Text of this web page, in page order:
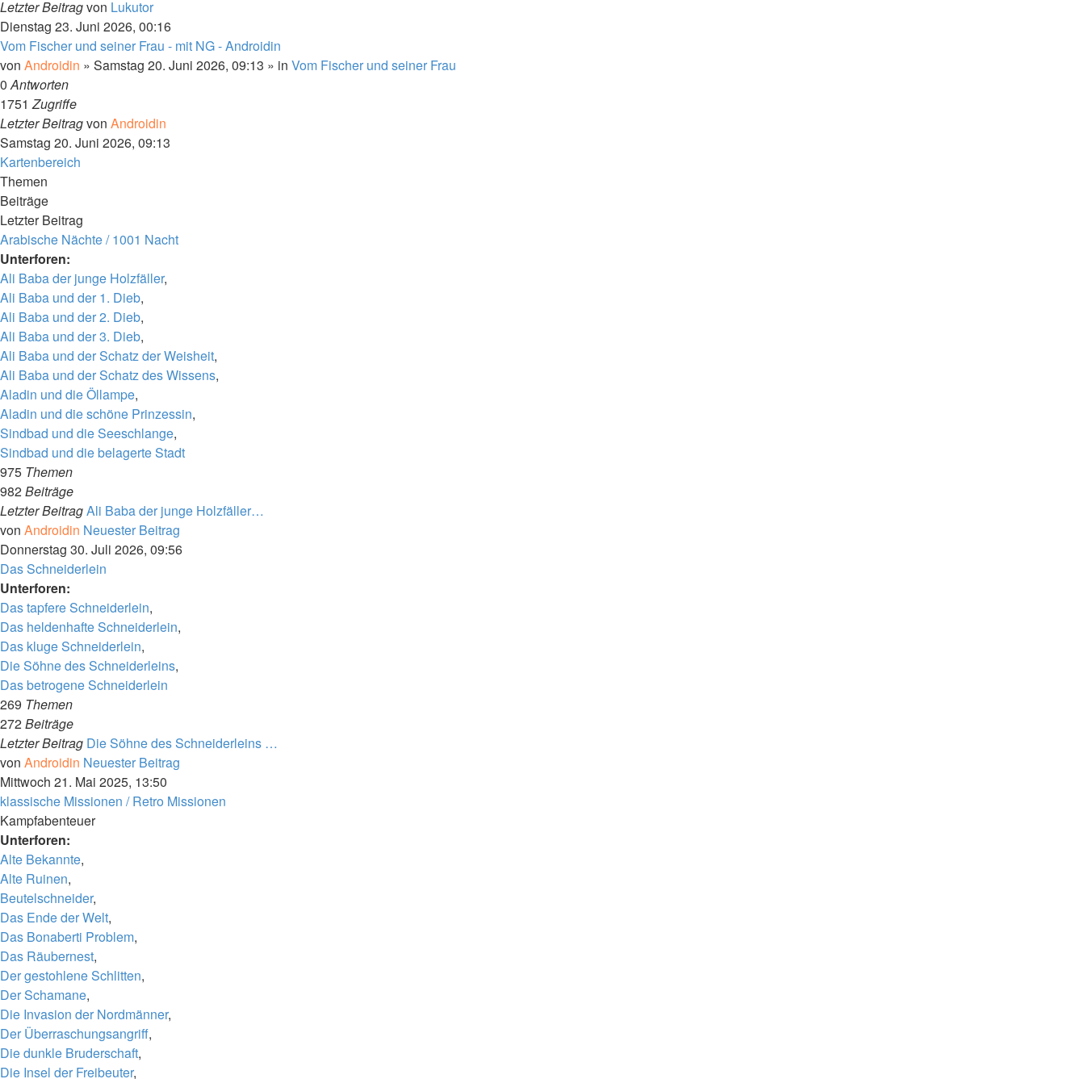
Letzter Beitragvon Lukutor
Dienstag 23. Juni 2026, 00:16
Vom Fischer und seiner Frau - mit NG - Androidin
von Androidin » Samstag 20. Juni 2026, 09:13 » in Vom Fischer und seiner Frau
0Antworten
1751Zugriffe
Letzter Beitragvon Androidin
Samstag 20. Juni 2026, 09:13
Kartenbereich
Themen
Beiträge
Letzter Beitrag
Arabische Nächte / 1001 Nacht
Unterforen:
Ali Baba der junge Holzfäller,
Ali Baba und der 1. Dieb,
Ali Baba und der 2. Dieb,
Ali Baba und der 3. Dieb,
Ali Baba und der Schatz der Weisheit,
Ali Baba und der Schatz des Wissens,
Aladin und die Öllampe,
Aladin und die schöne Prinzessin,
Sindbad und die Seeschlange,
Sindbad und die belagerte Stadt
975 Themen
982Beiträge
Letzter BeitragAli Baba der junge Holzfäller…
von Androidin Neuester Beitrag
Donnerstag 30. Juli 2026, 09:56
Das Schneiderlein
Unterforen:
Das tapfere Schneiderlein,
Das heldenhafte Schneiderlein,
Das kluge Schneiderlein,
Die Söhne des Schneiderleins,
Das betrogene Schneiderlein
269 Themen
272Beiträge
Letzter Beitrag Die Söhne des Schneiderleins …
von Androidin Neuester Beitrag
Mittwoch 21. Mai 2025, 13:50
klassische Missionen / Retro Missionen
Kampfabenteuer
Unterforen:
Alte Bekannte,
Alte Ruinen,
Beutelschneider,
Das Ende der Welt,
Das Bonaberti Problem,
Das Räubernest,
Der gestohlene Schlitten,
Der Schamane,
Die Invasion der Nordmänner,
Der Überraschungsangriff,
Die dunkle Bruderschaft,
Die Insel der Freibeuter,